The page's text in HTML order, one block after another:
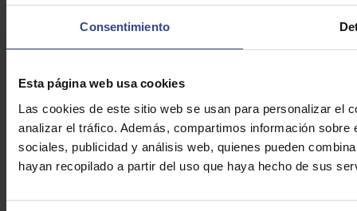
Consentimiento
Esta página web usa cookies
Las cookies de este sitio web se usan para personalizar el
analizar el tráfico. Además, compartimos información
sociales, publicidad y análisis web, quienes pueden
hayan recopilado a partir del uso que haya hecho de sus
Política de Privacidad
Aviso Legal
Cookies